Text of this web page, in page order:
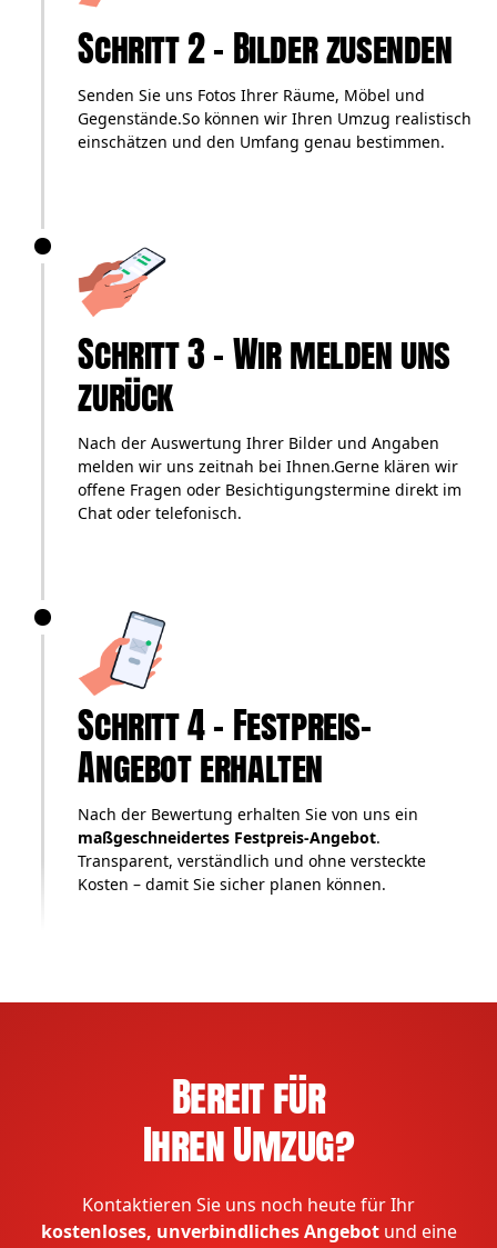
Schritt 2 – Bilder zusenden
Senden Sie uns Fotos Ihrer Räume, Möbel und
Gegenstände.So können wir Ihren Umzug realistisch
einschätzen und den Umfang genau bestimmen.
Schritt 3 – Wir melden uns
zurück
Nach der Auswertung Ihrer Bilder und Angaben
melden wir uns zeitnah bei Ihnen.Gerne klären wir
offene Fragen oder Besichtigungstermine direkt im
Chat oder telefonisch.
Schritt 4 – Festpreis-
Angebot erhalten
Nach der Bewertung erhalten Sie von uns ein
maßgeschneidertes Festpreis-Angebot.
Transparent, verständlich und ohne versteckte
Kosten – damit Sie sicher planen können.
Bereit für
Ihren Umzug?
Kontaktieren Sie uns noch heute für Ihr
kostenloses, unverbindliches Angebotund eine